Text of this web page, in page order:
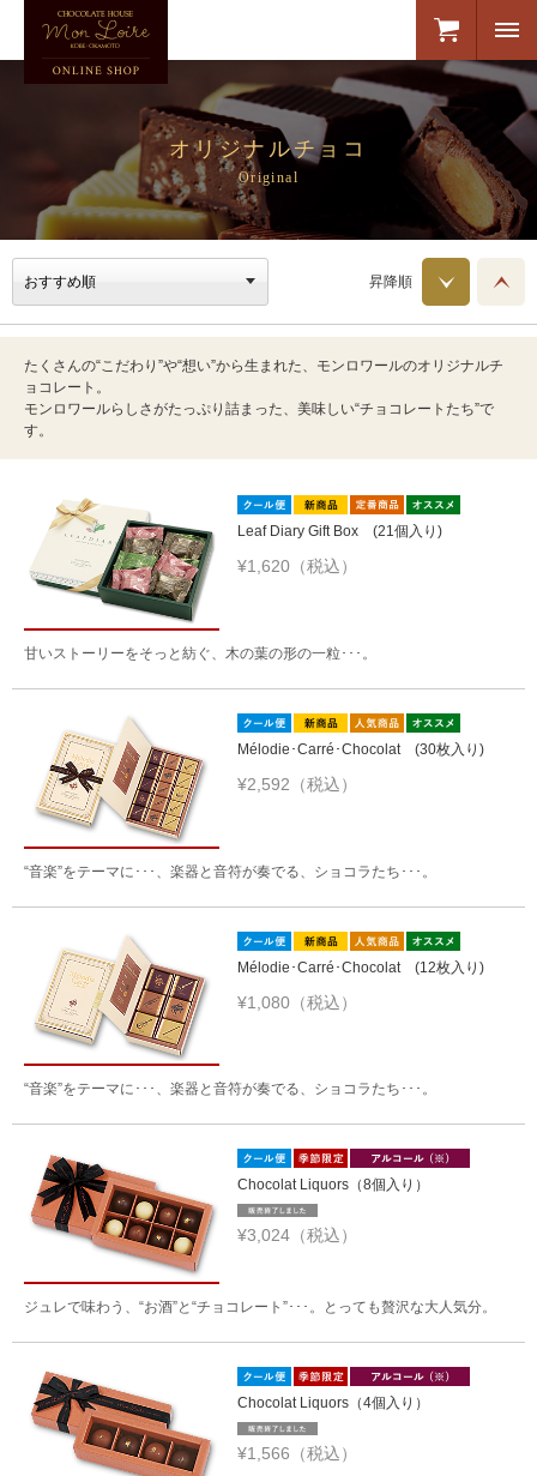
オリジナルチョコ
Original
昇降順
たくさんの“こだわり”や“想い”から生まれた、モンロワールのオリジナルチ
ョコレート。
モンロワールらしさがたっぷり詰まった、美味しい“チョコレートたち”で
す。
Leaf Diary Gift Box (21個入り)
¥1,620（税込）
甘いストーリーをそっと紡ぐ、木の葉の形の一粒･･･。
Mélodie･Carré･Chocolat (30枚入り)
¥2,592（税込）
“音楽”をテーマに･･･、楽器と音符が奏でる、ショコラたち･･･。
Mélodie･Carré･Chocolat (12枚入り)
¥1,080（税込）
“音楽”をテーマに･･･、楽器と音符が奏でる、ショコラたち･･･。
Chocolat Liquors（8個入り）
¥3,024（税込）
ジュレで味わう、“お酒”と“チョコレート”･･･。とっても贅沢な大人気分。
Chocolat Liquors（4個入り）
¥1,566（税込）